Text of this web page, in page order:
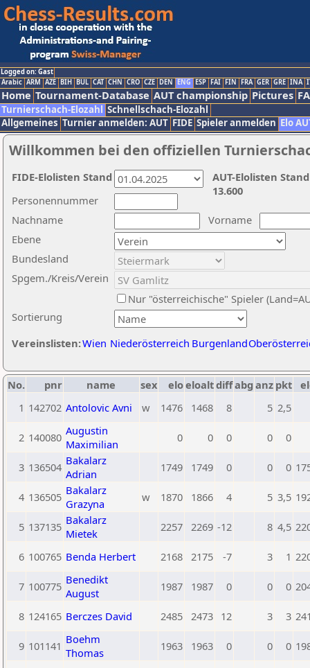
Logged on: Gast
Arabic ARM AZE BIH BUL CAT CHN CRO CZE DEN ENG ESP FAI FIN FRA GER GRE INA
Home Tournament-Database AUT championship Pictures
Turnierschach-Elozahl Schnellschach-Elozahl
Allgemeines Turnier anmelden: AUT FIDE Spieler anmelden Elo
Willkommen bei den offiziellen
Nachname
Vorname
Ebene
Sortierung
Personennummer
Bundesland
Spgem./Kreis/Verein
Nur "österreichische" Spieler
Vereinslisten:Wien Niederösterreich Burgenland
AUT-Elolisten
13.600
FIDE-Elolisten Stand
No. pnr name sex eloeloaltdiffabg anz pkt
1 142702 Antolovic Avni w 1476 1468 8 5 2,5
2 140080 Augustin
Maximilian
0 0 0 0 0
3 136504 Bakalarz
Adrian
1749 1749 0 0 0
4 136505 Bakalarz
Grazyna
w 1870 1866 4 5 3,5
5 137135 Bakalarz
Mietek
2257 2269 -12 8 4,5
6 100765 Benda Herbert 2168 2175 -7 3 1
7 100775 Benedikt
August
1987 1987 0 0 0
8 124165 Berczes David 2485 2473 12 3 3
9 101141 Boehm
Thomas
1963 1963 0 0 0